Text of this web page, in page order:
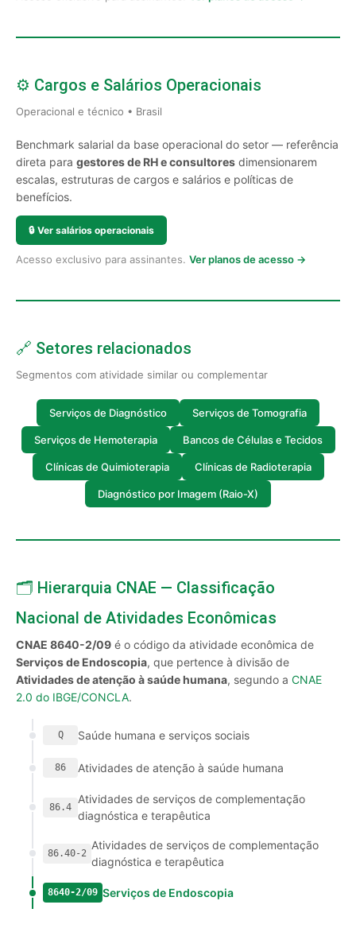
⚙️ Cargos e Salários Operacionais
Operacional e técnico • Brasil
Benchmark salarial da base operacional do setor — referência
direta para gestores de RH e consultores dimensionarem
escalas, estruturas de cargos e salários e políticas de
benefícios.
🔒 Ver salários operacionais
Acesso exclusivo para assinantes. Ver planos de acesso →
🔗 Setores relacionados
Segmentos com atividade similar ou complementar
Serviços de Diagnóstico Serviços de Tomografia
Serviços de Hemoterapia Bancos de Células e Tecidos
Clínicas de Quimioterapia Clínicas de Radioterapia
Diagnóstico por Imagem (Raio-X)
🗂️ Hierarquia CNAE — Classificação
Nacional de Atividades Econômicas
CNAE 8640-2/09 é o código da atividade econômica de
Serviços de Endoscopia, que pertence à divisão de
Atividades de atenção à saúde humana, segundo a CNAE
2.0 do IBGE/CONCLA.
Q Saúde humana e serviços sociais
86 Atividades de atenção à saúde humana
86.4
Atividades de serviços de complementação
diagnóstica e terapêutica
86.40-2
Atividades de serviços de complementação
diagnóstica e terapêutica
8640-2/09 Serviços de Endoscopia